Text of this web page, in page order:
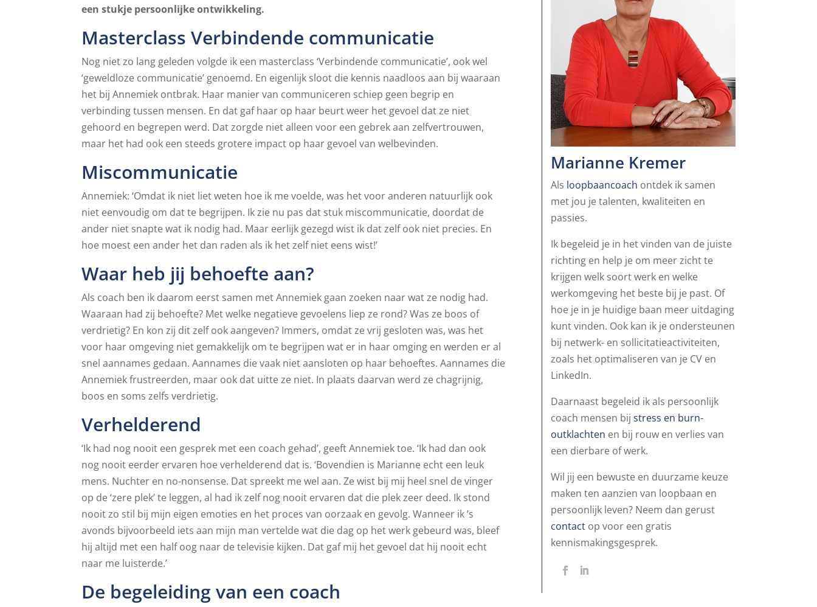
een stukje persoonlijke ontwikkeling.
Masterclass Verbindende communicatie
Nog niet zo lang geleden volgde ik een masterclass ‘Verbindende communicatie’, ook wel
‘geweldloze communicatie’ genoemd. En eigenlijk sloot die kennis naadloos aan bij waaraan
het bij Annemiek ontbrak. Haar manier van communiceren schiep geen begrip en
verbinding tussen mensen. En dat gaf haar op haar beurt weer het gevoel dat ze niet
gehoord en begrepen werd. Dat zorgde niet alleen voor een gebrek aan zelfvertrouwen,
maar het had ook een steeds grotere impact op haar gevoel van welbevinden.
Miscommunicatie
Annemiek: ‘Omdat ik niet liet weten hoe ik me voelde, was het voor anderen natuurlijk ook
niet eenvoudig om dat te begrijpen. Ik zie nu pas dat stuk miscommunicatie, doordat de
ander niet snapte wat ik nodig had. Maar eerlijk gezegd wist ik dat zelf ook niet precies. En
hoe moest een ander het dan raden als ik het zelf niet eens wist!’
Waar heb jij behoefte aan?
Als coach ben ik daarom eerst samen met Annemiek gaan zoeken naar wat ze nodig had.
Waaraan had zij behoefte? Met welke negatieve gevoelens liep ze rond? Was ze boos of
verdrietig? En kon zij dit zelf ook aangeven? Immers, omdat ze vrij gesloten was, was het
voor haar omgeving niet gemakkelijk om te begrijpen wat er in haar omging en werden er al
snel aannames gedaan. Aannames die vaak niet aansloten op haar behoeftes. Aannames die
Annemiek frustreerden, maar ook dat uitte ze niet. In plaats daarvan werd ze chagrijnig,
boos en soms zelfs verdrietig.
Verhelderend
‘Ik had nog nooit een gesprek met een coach gehad’, geeft Annemiek toe. ‘Ik had dan ook
nog nooit eerder ervaren hoe verhelderend dat is. ‘Bovendien is Marianne echt een leuk
mens. Nuchter en no-nonsense. Dat spreekt me wel aan. Ze wist bij mij heel snel de vinger
op de ‘zere plek’ te leggen, al had ik zelf nog nooit ervaren dat die plek zeer deed. Ik stond
nooit zo stil bij mijn eigen emoties en het proces van oorzaak en gevolg. Wanneer ik ’s
avonds bijvoorbeeld iets aan mijn man vertelde wat die dag op het werk gebeurd was, bleef
hij altijd met een half oog naar de televisie kijken. Dat gaf mij het gevoel dat hij nooit echt
naar me luisterde.’
De begeleiding van een coach
Marianne Kremer
Als loopbaancoach ontdek ik samen
met jou je talenten, kwaliteiten en
passies.
Ik begeleid je in het vinden van de juiste
richting en help je om meer zicht te
krijgen welk soort werk en welke
werkomgeving het beste bij je past. Of
hoe je in je huidige baan meer uitdaging
kunt vinden. Ook kan ik je ondersteunen
bij netwerk- en sollicitatieactiviteiten,
zoals het optimaliseren van je CV en
LinkedIn.
Daarnaast begeleid ik als persoonlijk
coach mensen bij stress en burn-
outklachten en bij rouw en verlies van
een dierbare of werk.
Wil jij een bewuste en duurzame keuze
maken ten aanzien van loopbaan en
persoonlijk leven? Neem dan gerust
contactop voor een gratis
kennismakingsgesprek.